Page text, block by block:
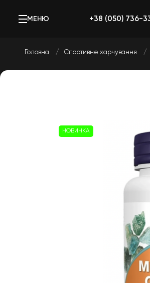
МЕНЮ +38 (050) 736-
Головна Спортивне харчування
НОВИНКА